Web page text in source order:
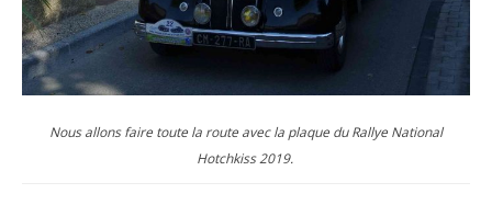
Nous allons faire toute la route avec la plaque du Rallye National
Hotchkiss 2019.